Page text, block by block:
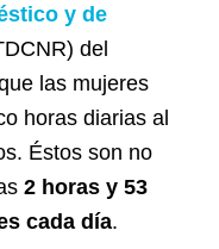
y de
del
las mujeres
horas diarias al
Éstos son no
2 horas y 53
cada día.